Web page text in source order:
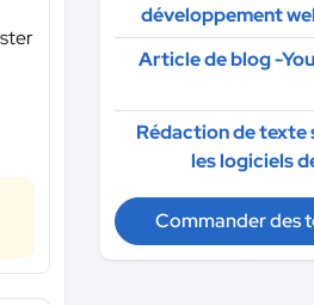
développement
Article de blog -
Rédaction de texte
les logiciels
Commander des